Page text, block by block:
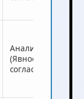
Аналитический
(Явное
согласие)